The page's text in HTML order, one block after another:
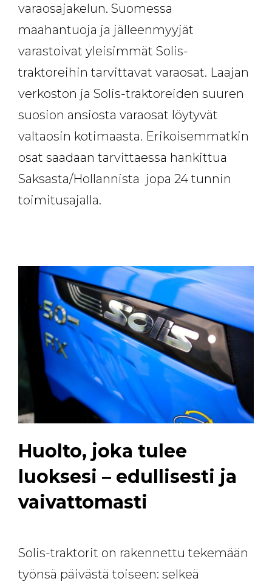
varaosajakelun. Suomessa
maahantuoja ja jälleenmyyjät
varastoivat yleisimmät Solis-
traktoreihin tarvittavat varaosat. Laajan
verkoston ja Solis-traktoreiden suuren
suosion ansiosta varaosat löytyvät
valtaosin kotimaasta. Erikoisemmatkin
osat saadaan tarvittaessa hankittua
Saksasta/Hollannista jopa 24 tunnin
toimitusajalla.
Huolto, joka tulee
luoksesi – edullisesti ja
vaivattomasti
Solis-traktorit on rakennettu tekemään
työnsä päivästä toiseen: selkeä